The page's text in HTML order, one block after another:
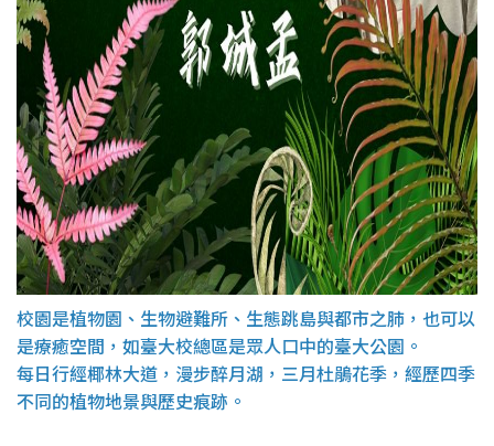
校園是植物園、生物避難所、生態跳島與都市之肺， 也可以
是療癒空間，如臺大校總區是眾人口中的臺大公園。
每日行經椰林大道，漫步醉月湖，三月杜鵑花季， 經歷四季
不同的植物地景與歷史痕跡。